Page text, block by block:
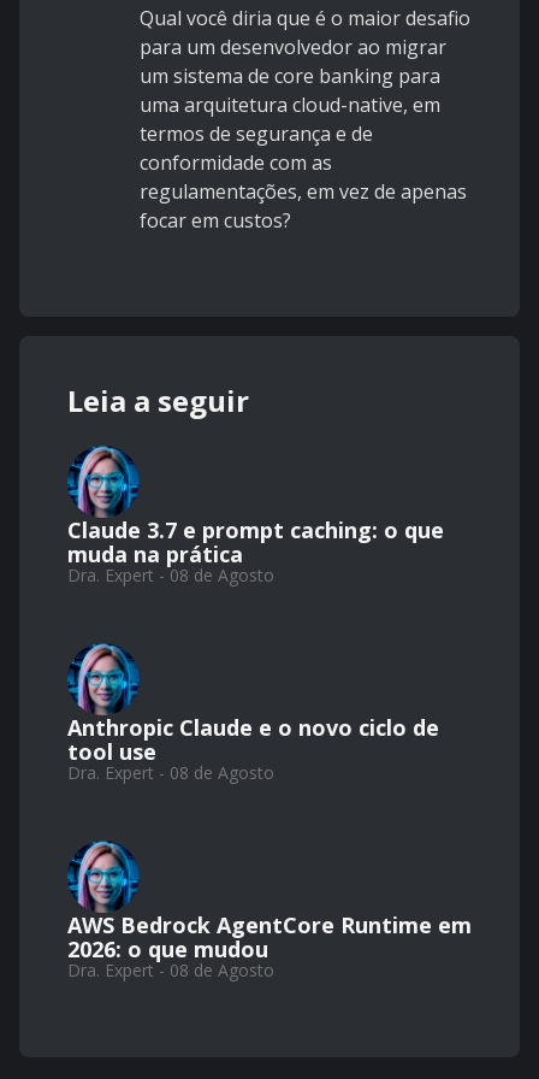
Qual você diria que é o maior desafio
para um desenvolvedor ao migrar
um sistema de core banking para
uma arquitetura cloud-native, em
termos de segurança e de
conformidade com as
regulamentações, em vez de apenas
focar em custos?
Leia a seguir
Claude 3.7 e prompt caching: o que
muda na prática
Dra. Expert - 08 de Agosto
Anthropic Claude e o novo ciclo de
tool use
Dra. Expert - 08 de Agosto
AWS Bedrock AgentCore Runtime em
2026: o que mudou
Dra. Expert - 08 de Agosto